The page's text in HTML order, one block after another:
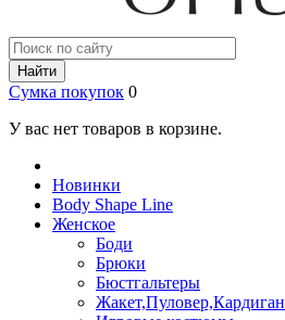
Найти
Сумка покупок 0
У вас нет товаров в корзине.
Новинки
Body Shape Line
Женское
Боди
Брюки
Бюстгальтеры
Жакет,Пуловер,Кардиган